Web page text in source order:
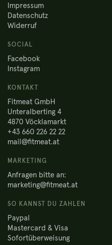
Impressum
Datenschutz
Widerruf
SOCIAL
Facebook
Instagram
KONTAKT
Fitmeat GmbH
Unteralberting 4
4870 Vöcklamarkt
+43 660 226 22 22
mail@fitmeat.at
MARKETING
Anfragen bitte an:
marketing@fitmeat.at
SO KANNST DU ZAHLEN
Paypal
Mastercard & Visa
Sofortüberweisung